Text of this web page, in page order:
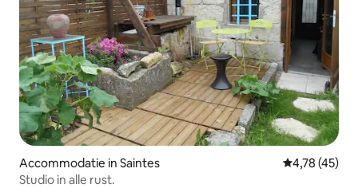
Accommodatie in Saintes Gemiddelde
4,78 (45)
Studio in alle rust.